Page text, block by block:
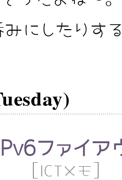
みにしたり
ファイ
ICTメモ